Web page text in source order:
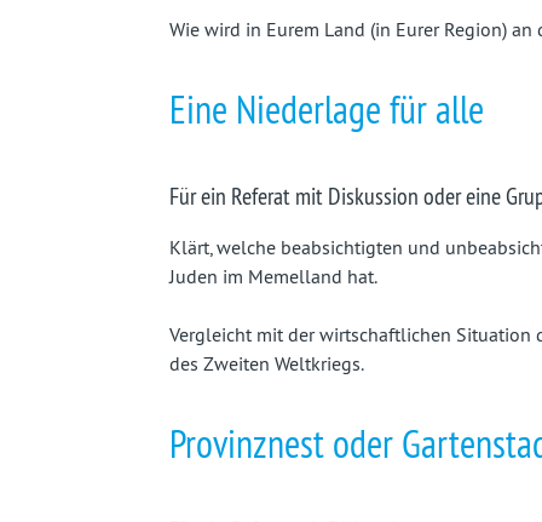
Wie wird in Eurem Land (in Eurer Region)
Eine Niederlage für alle
Für ein Referat mit Diskussion oder eine
Klärt, welche beabsichtigten und
Juden im Memelland hat.
Vergleicht mit der wirtschaftlichen Situation
des Zweiten Weltkriegs.
Provinznest oder